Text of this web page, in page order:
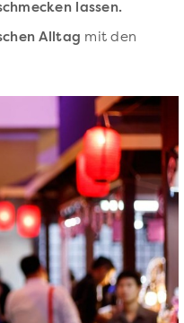
lassen.
Alltag mit den